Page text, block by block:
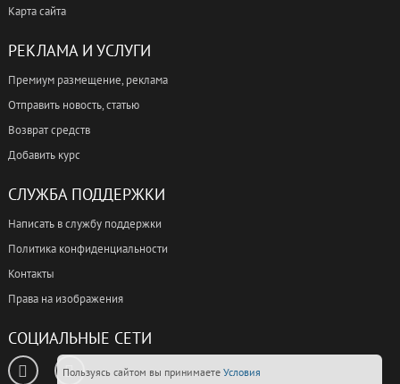
Карта сайта
РЕКЛАМА И УСЛУГИ
Премиум размещение, реклама
Отправить новость, статью
Возврат средств
Добавить курс
СЛУЖБА ПОДДЕРЖКИ
Написать в службу поддержки
Политика конфиденциальности
Контакты
Права на изображения
СОЦИАЛЬНЫЕ СЕТИ
Пользуясь сайтом вы принимаете Условия